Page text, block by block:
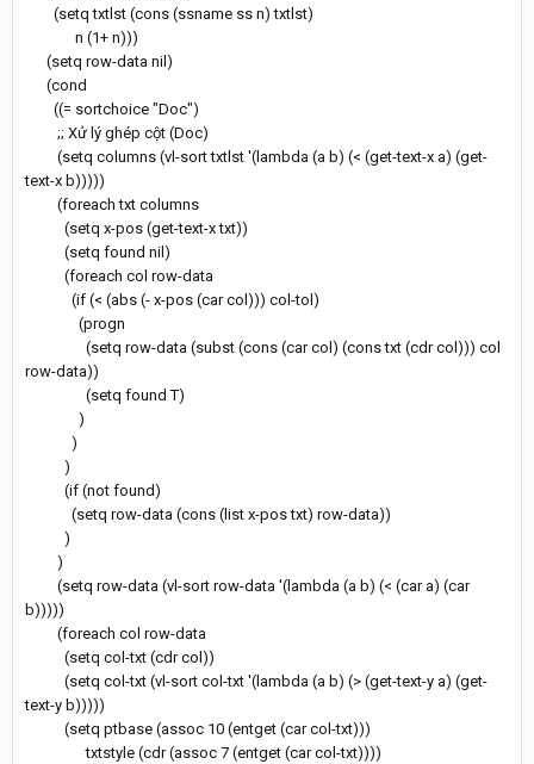
(setq txtlst (cons (ssname ss n) txtlst)
n (1+ n)))
(setq row-data nil)
(cond
((= sortchoice "Doc")
;; Xử lý ghép cột (Doc)
(setq columns (vl-sort txtlst '(lambda (a b) (< (get-text-x a) (get-
text-x b)))))
(foreach txt columns
(setq x-pos (get-text-x txt))
(setq found nil)
(foreach col row-data
(if (< (abs (- x-pos (car col))) col-tol)
(progn
(setq row-data (subst (cons (car col) (cons txt (cdr col))) col
row-data))
(setq found T)
)
)
)
(if (not found)
(setq row-data (cons (list x-pos txt) row-data))
)
)
(setq row-data (vl-sort row-data '(lambda (a b) (< (car a) (car
b)))))
(foreach col row-data
(setq col-txt (cdr col))
(setq col-txt (vl-sort col-txt '(lambda (a b) (> (get-text-y a) (get-
text-y b)))))
(setq ptbase (assoc 10 (entget (car col-txt)))
txtstyle (cdr (assoc 7 (entget (car col-txt))))